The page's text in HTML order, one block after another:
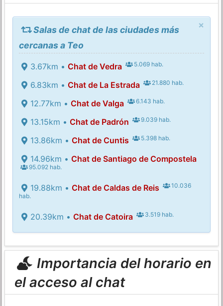
×
Salas de chat de las ciudades más
cercanas a Teo
3.67km • Chat de Vedra 5.069 hab.
6.83km • Chat de La Estrada 21.880 hab.
12.77km • Chat de Valga 6.143 hab.
13.15km • Chat de Padrón 9.039 hab.
13.86km • Chat de Cuntis 5.398 hab.
14.96km • Chat de Santiago de Compostela
95.092 hab.
19.88km • Chat de Caldas de Reis
10.036
hab.
20.39km • Chat de Catoira 3.519 hab.
Importancia del horario en
el acceso al chat